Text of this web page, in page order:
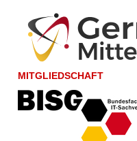
MITGLIEDSCHAFT